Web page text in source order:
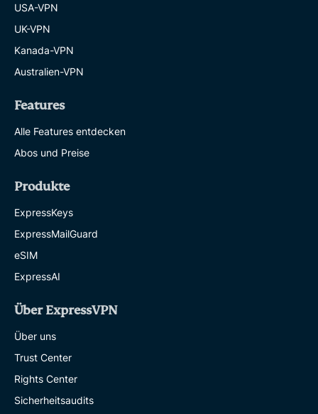
USA-VPN
UK-VPN
Kanada-VPN
Australien-VPN
Features
Alle Features entdecken
Abos und Preise
Produkte
ExpressKeys
ExpressMailGuard
eSIM
ExpressAI
Über ExpressVPN
Über uns
Trust Center
Rights Center
Sicherheitsaudits